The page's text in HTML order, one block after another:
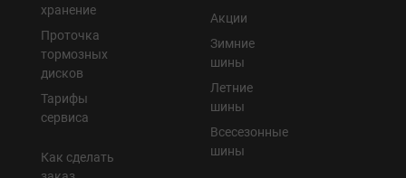
хранение
Проточка
тормозных
дисков
Тарифы
сервиса
Как сделать
Акции
Зимние
шины
Летние
шины
Всесезонные
шины